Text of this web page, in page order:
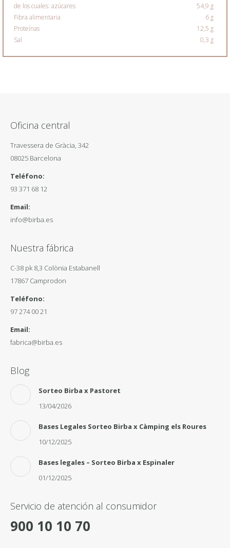
de los cuales: azúcares
54,9 g
Fibra alimentaria
6 g
Proteínas
12,5 g
Sal
0,3 g
Oficina central
Travessera de Gràcia, 342
08025 Barcelona
Teléfono:
93 371 68 12
Email:
info@birba.es
Nuestra fábrica
C-38 pk 8,3 Colònia Estabanell
17867 Camprodon
Teléfono:
97 274 00 21
Email:
fabrica@birba.es
Blog
Sorteo Birba x Pastoret
13/04/2026
Bases Legales Sorteo Birba x Càmping els Roures
10/12/2025
Bases legales – Sorteo Birba x Espinaler
01/12/2025
Servicio de atención al consumidor
900 10 10 70